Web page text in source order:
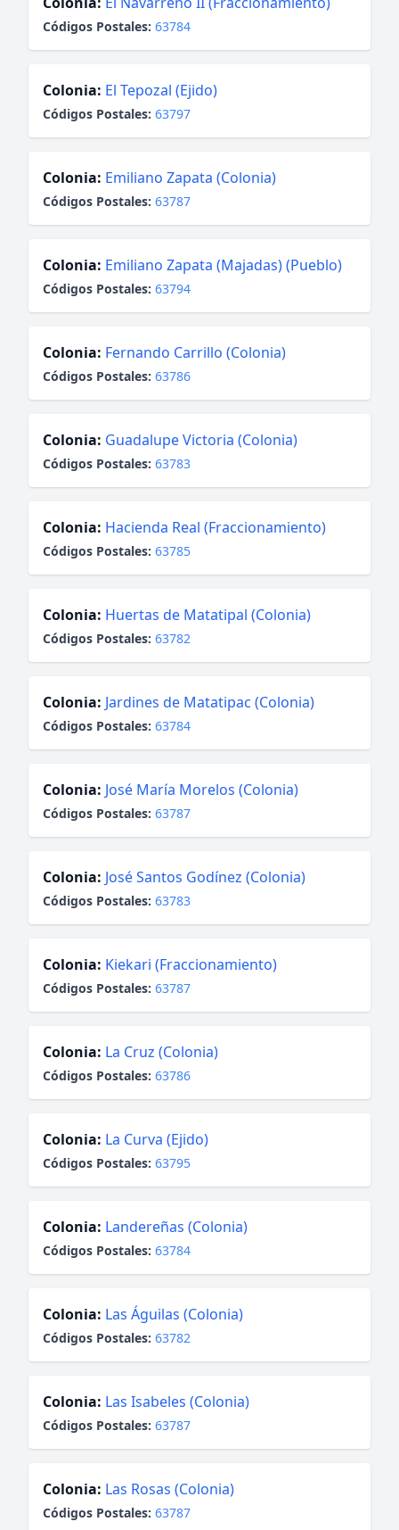
Códigos Postales: 63784
Colonia: El Tepozal (Ejido)
Códigos Postales: 63797
Colonia: Emiliano Zapata (Colonia)
Códigos Postales: 63787
Colonia: Emiliano Zapata (Majadas) (Pueblo)
Códigos Postales: 63794
Colonia: Fernando Carrillo (Colonia)
Códigos Postales: 63786
Colonia: Guadalupe Victoria (Colonia)
Códigos Postales: 63783
Colonia: Hacienda Real (Fraccionamiento)
Códigos Postales: 63785
Colonia: Huertas de Matatipal (Colonia)
Códigos Postales: 63782
Colonia: Jardines de Matatipac (Colonia)
Códigos Postales: 63784
Colonia: José María Morelos (Colonia)
Códigos Postales: 63787
Colonia: José Santos Godínez (Colonia)
Códigos Postales: 63783
Colonia: Kiekari (Fraccionamiento)
Códigos Postales: 63787
Colonia: La Cruz (Colonia)
Códigos Postales: 63786
Colonia: La Curva (Ejido)
Códigos Postales: 63795
Colonia: Landereñas (Colonia)
Códigos Postales: 63784
Colonia: Las Águilas (Colonia)
Códigos Postales: 63782
Colonia: Las Isabeles (Colonia)
Códigos Postales: 63787
Colonia: Las Rosas (Colonia)
Códigos Postales: 63787